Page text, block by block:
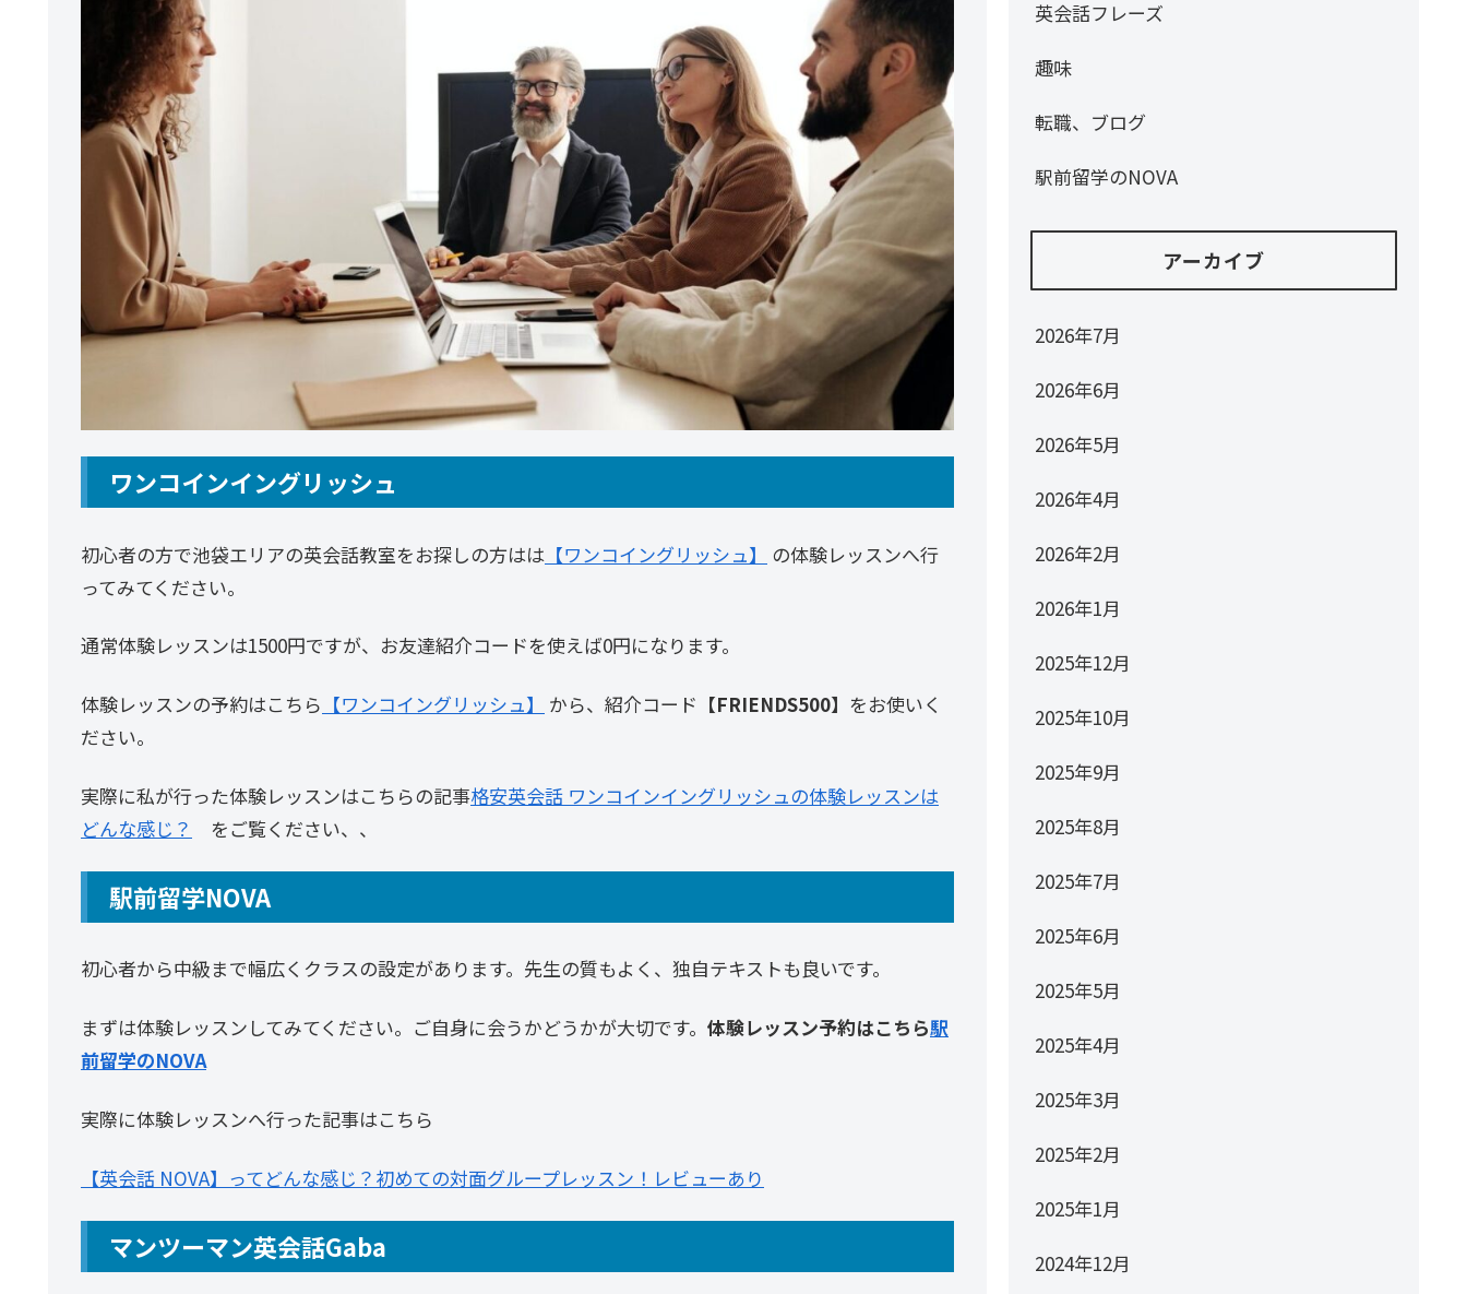
ワンコインイングリッシュ
初心者の方で池袋エリアの英会話教室をお探しの方はは 【ワンコイングリッシュ】
の体験レッスンへ行
ってみてください。
通常体験レッスンは1500円ですが、お友達紹介コードを使えば0円になります。
体験レッスンの予約はこちら 【ワンコイングリッシュ】 から、紹介コード 【FRIENDS500】 をお使いく
ださい。
実際に私が行った体験レッスンはこちらの記事格安英会話 ワンコインイングリッシュの体験レッスンは
どんな感じ？
をご覧ください、、
駅前留学NOVA
初心者から中級まで幅広くクラスの設定があります。先生の質もよく、独自テキストも良いです。
まずは体験レッスンしてみてください。ご自身に会うかどうかが大切です。 体験レッスン予約はこちら駅
前留学のNOVA
実際に体験レッスンへ行った記事はこちら
【英会話 NOVA】ってどんな感じ？初めての対面グループレッスン！レビューあり
マンツーマン英会話Gaba
英会話フレーズ
趣味
転職、ブログ
駅前留学のNOVA
アーカイブ
2026年7月
2026年6月
2026年5月
2026年4月
2026年2月
2026年1月
2025年12月
2025年10月
2025年9月
2025年8月
2025年7月
2025年6月
2025年5月
2025年4月
2025年3月
2025年2月
2025年1月
2024年12月